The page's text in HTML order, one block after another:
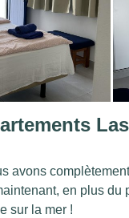
avons
en plus du
sur la mer !